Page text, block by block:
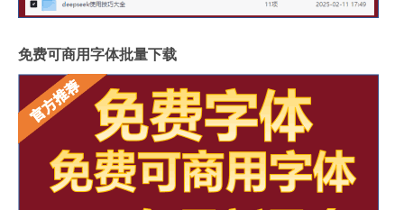
免费可商用字体批量下载